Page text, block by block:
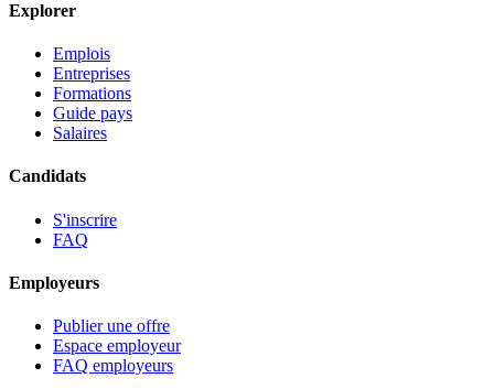
Explorer
Emplois
Entreprises
Formations
Guide pays
Salaires
Candidats
S'inscrire
FAQ
Employeurs
Publier une offre
Espace employeur
FAQ employeurs